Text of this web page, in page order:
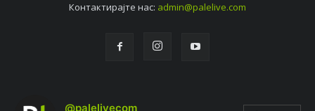
Контактирајтe нас: admin@palelive.com
@palelivecom